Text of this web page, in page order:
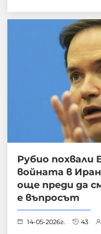
Рубио похвали
войната в
още преди да
е въпросът
14-05-2026г. 43